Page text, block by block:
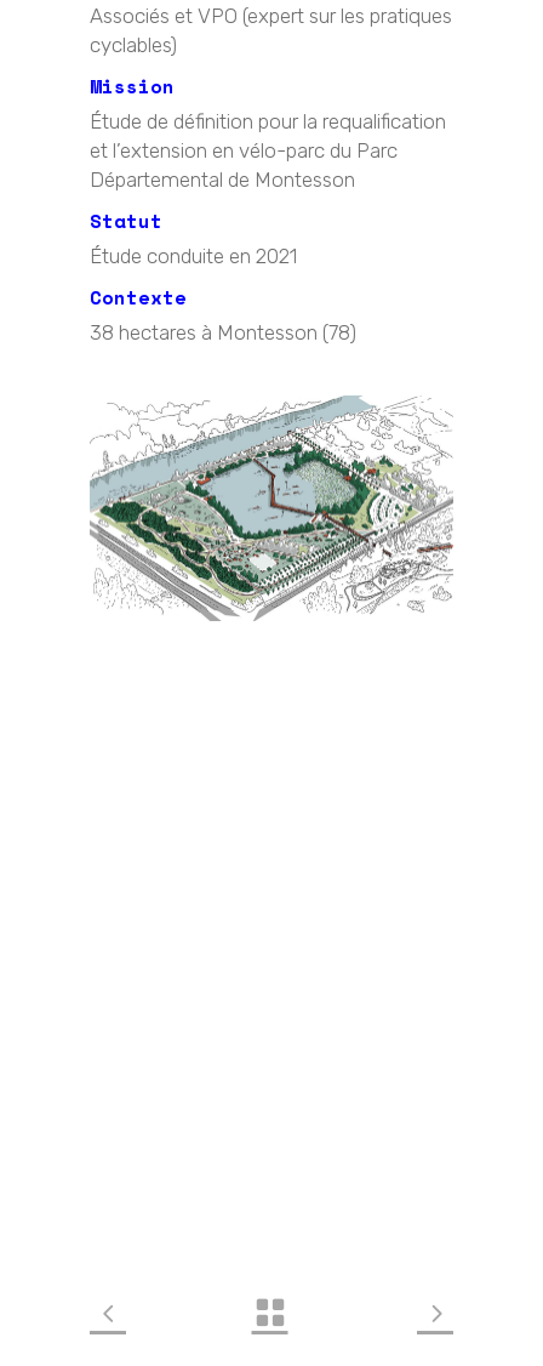
Associés et VPO (expert sur les pratiques
cyclables)
Mission
Étude de définition pour la requalification
et l’extension en vélo-parc du Parc
Départemental de Montesson
Statut
Étude conduite en 2021
Contexte
38 hectares à Montesson (78)